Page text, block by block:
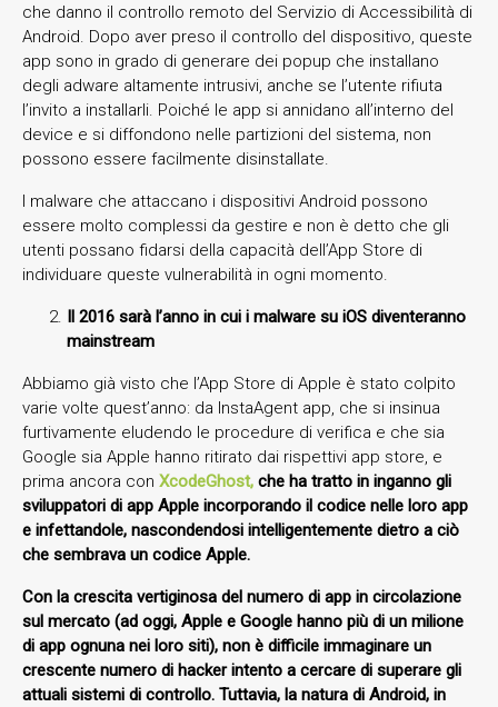
che danno il controllo remoto del Servizio di Accessibilità di
Android. Dopo aver preso il controllo del dispositivo, queste
app sono in grado di generare dei popup che installano
degli adware altamente intrusivi, anche se l’utente rifiuta
l’invito a installarli. Poiché le app si annidano all’interno del
device e si diffondono nelle partizioni del sistema, non
possono essere facilmente disinstallate.
I malware che attaccano i dispositivi Android possono
essere molto complessi da gestire e non è detto che gli
utenti possano fidarsi della capacità dell’App Store di
individuare queste vulnerabilità in ogni momento.
Il 2016 sarà l’anno in cui i malware su iOS diventeranno
mainstream
Abbiamo già visto che l’App Store di Apple è stato colpito
varie volte quest’anno: da InstaAgent app, che si insinua
furtivamente eludendo le procedure di verifica e che sia
Google sia Apple hanno ritirato dai rispettivi app store, e
prima ancora con XcodeGhost, che ha tratto in inganno gli
sviluppatori di app Apple incorporando il codice nelle loro app
e infettandole, nascondendosi intelligentemente dietro a ciò
che sembrava un codice Apple.
Con la crescita vertiginosa del numero di app in circolazione
sul mercato (ad oggi, Apple e Google hanno più di un milione
di app ognuna nei loro siti), non è difficile immaginare un
crescente numero di hacker intento a cercare di superare gli
attuali sistemi di controllo. Tuttavia, la natura di Android, in